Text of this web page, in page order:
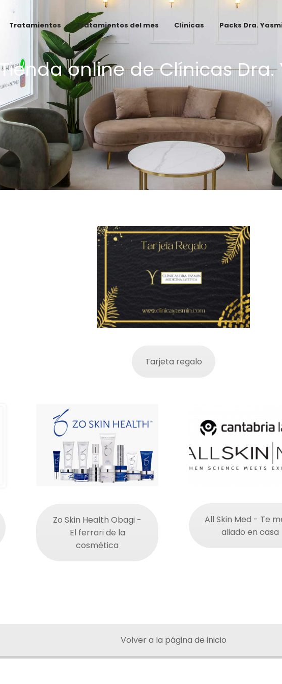
Tratamientos Tratamientos del mes Clínicas Packs Dra.
Tienda online de Clínicas Dra.
Tarjeta regalo
Zo Skin Health Obagi -
El ferrari de la
cosmética
All Skin Med - Te
aliado en casa
Volver a la página de inicio